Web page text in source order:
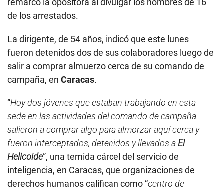
remarcó la opositora al divulgar los nombres de 16
de los arrestados.
La dirigente, de 54 años, indicó que este lunes
fueron detenidos dos de sus colaboradores luego de
salir a comprar almuerzo cerca de su comando de
campaña, en Caracas.
“Hoy dos jóvenes que estaban trabajando en esta
sede en las actividades del comando de campaña
salieron a comprar algo para almorzar aquí cerca y
fueron interceptados, detenidos y llevados aEl
Helicoide”, una temida cárcel del servicio de
inteligencia, en Caracas, que organizaciones de
derechos humanos califican como “centro de